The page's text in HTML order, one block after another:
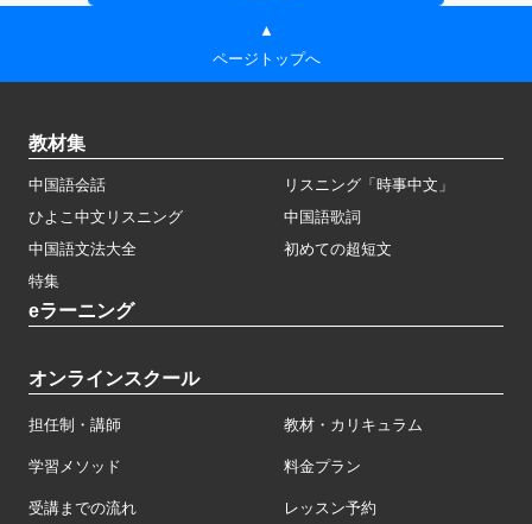
▲
ページトップへ
教材集
中国語会話
リスニング「時事中文」
ひよこ中文リスニング
中国語歌詞
中国語文法大全
初めての超短文
特集
eラーニング
オンラインスクール
担任制・講師 教材・カリキュラム
学習メソッド 料金プラン
受講までの流れ レッスン予約